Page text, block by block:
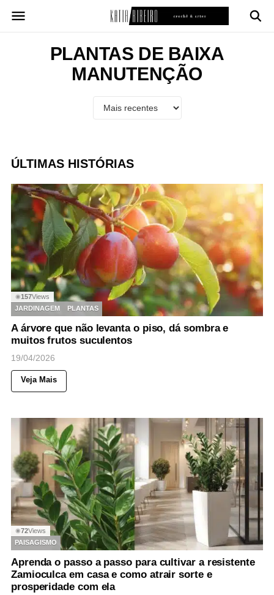
para
PLANTAS DE BAIXA
MANUTENÇÃO
ÚLTIMAS HISTÓRIAS
◉157Views
JARDINAGEM
PLANTAS
A árvore que não levanta o piso, dá sombra e
muitos frutos suculentos
19/04/2026
Veja Mais
◉72Views
PAISAGISMO
Aprenda o passo a passo para cultivar a resistente
Zamioculca em casa e como atrair sorte e
prosperidade com ela